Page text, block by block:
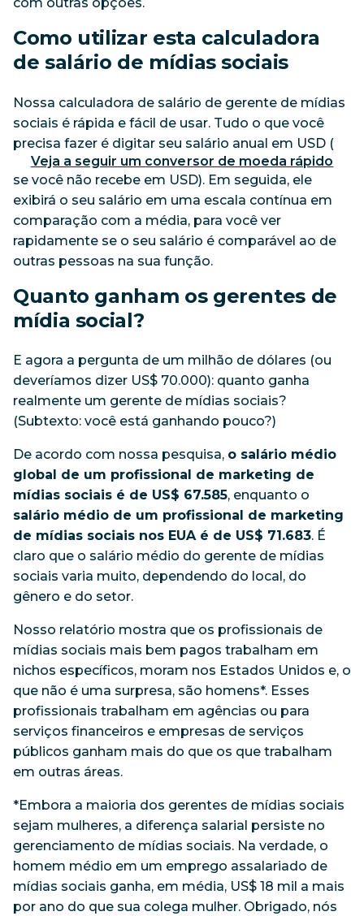
Como utilizar esta calculadora
de salário de mídias sociais
Nossa calculadora de salário de gerente de mídias
sociais é rápida e fácil de usar. Tudo o que você
precisa fazer é digitar seu salário anual em USD (
Veja a seguir um conversor de moeda rápido
se você não recebe em USD). Em seguida, ele
exibirá o seu salário em uma escala contínua em
comparação com a média, para você ver
rapidamente se o seu salário é comparável ao de
outras pessoas na sua função.
Quanto ganham os gerentes de
mídia social?
E agora a pergunta de um milhão de dólares (ou
deveríamos dizer US$ 70.000): quanto ganha
realmente um gerente de mídias sociais?
(Subtexto: você está ganhando pouco?)
De acordo com nossa pesquisa, o salário médio
global de um profissional de marketing de
mídias sociais é de US$ 67.585, enquanto o
salário médio de um profissional de marketing
de mídias sociais nos EUA é de US$ 71.683. É
claro que o salário médio do gerente de mídias
sociais varia muito, dependendo do local, do
gênero e do setor.
Nosso relatório mostra que os profissionais de
mídias sociais mais bem pagos trabalham em
nichos específicos, moram nos Estados Unidos e, o
que não é uma surpresa, são homens*. Esses
profissionais trabalham em agências ou para
serviços financeiros e empresas de serviços
públicos ganham mais do que os que trabalham
em outras áreas.
*Embora a maioria dos gerentes de mídias sociais
sejam mulheres, a diferença salarial persiste no
gerenciamento de mídias sociais. Na verdade, o
homem médio em um emprego assalariado de
mídias sociais ganha, em média, US$ 18 mil a mais
por ano do que sua colega mulher. Obrigado, nós